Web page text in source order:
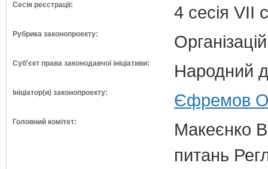
Сесія реєстрації: 4 сесія VII
Рубрика законопроекту:
Суб'єкт права законодавчої ініціативи: Народний
Ініціатор(и) законопроекту: Єфремов
Головний комітет:
Макеєнко
питань